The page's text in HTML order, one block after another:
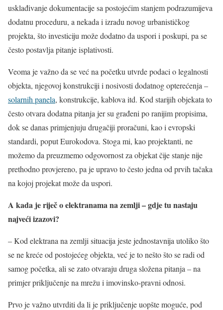
usklađivanje dokumentacije sa postojećim stanjem podrazumijeva
dodatnu proceduru, a nekada i izradu novog urbanističkog
projekta, što investiciju može dodatno da uspori i poskupi, pa se
često postavlja pitanje isplativosti.
Veoma je važno da se već na početku utvrde podaci o legalnosti
objekta, njegovoj konstrukciji i nosivosti dodatnog opterećenja –
solarnih panela, konstrukcije, kablova itd. Kod starijih objekata to
često otvara dodatna pitanja jer su građeni po ranijim propisima,
dok se danas primjenjuju drugačiji proračuni, kao i evropski
standardi, poput Eurokodova. Stoga mi, kao projektanti, ne
možemo da preuzmemo odgovornost za objekat čije stanje nije
prethodno provjereno, pa je upravo to često jedna od prvih tačaka
na kojoj projekat može da uspori.
A kada je riječ o elektranama na zemlji – gdje tu nastaju
najveći izazovi?
– Kod elektrana na zemlji situacija jeste jednostavnija utoliko što
se ne kreće od postojećeg objekta, već je to nešto što se radi od
samog početka, ali se zato otvaraju druga složena pitanja – na
primjer priključenje na mrežu i imovinsko-pravni odnosi.
Prvo je važno utvrditi da li je priključenje uopšte moguće, pod